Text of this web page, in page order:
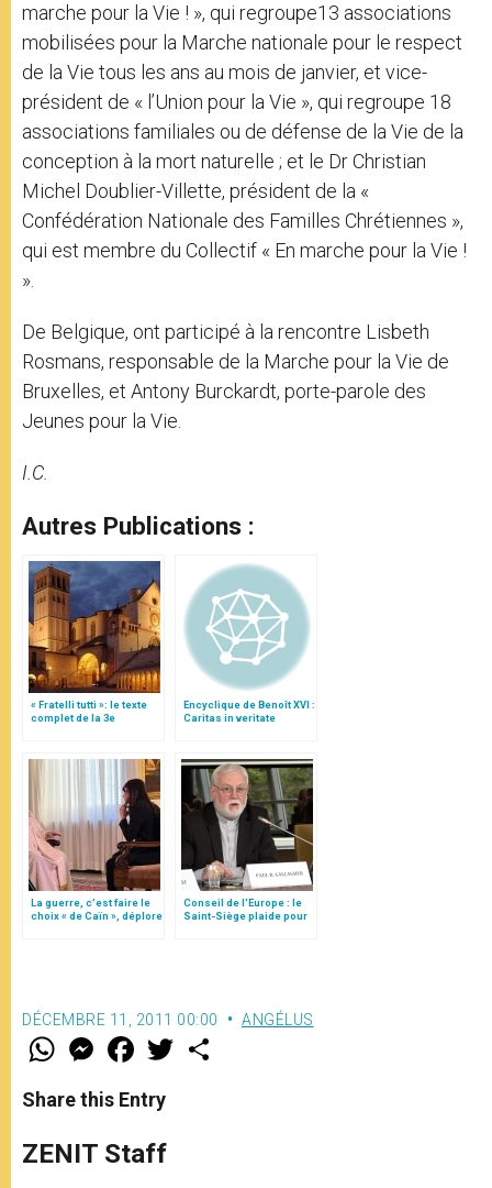
marche pour la Vie ! », qui regroupe13 associations
mobilisées pour la Marche nationale pour le respect
de la Vie tous les ans au mois de janvier, et vice-
président de « l’Union pour la Vie », qui regroupe 18
associations familiales ou de défense de la Vie de la
conception à la mort naturelle ; et le Dr Christian
Michel Doublier-Villette, président de la «
Confédération Nationale des Familles Chrétiennes »,
qui est membre du Collectif « En marche pour la Vie !
».
De Belgique, ont participé à la rencontre Lisbeth
Rosmans, responsable de la Marche pour la Vie de
Bruxelles, et Antony Burckardt, porte-parole des
Jeunes pour la Vie.
I.C.
Autres Publications :
« Fratelli tutti »: le texte
complet de la 3e
Encyclique de Benoît XVI :
Caritas in veritate
La guerre, c’est faire le
choix « de Caïn », déplore
Conseil de l'Europe : le
Saint-Siège plaide pour
DÉCEMBRE 11, 2011 00:00 ANGÉLUS
W
t
s
p
p
M
e
s
e
g
e
F
a
e
b
o
k
w
Share this Entry
ZENIT Staff